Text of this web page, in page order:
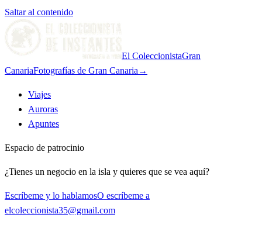
Saltar al contenido
El ColeccionistaGran
CanariaFotografías de Gran Canaria →
Viajes
Auroras
Apuntes
Espacio de patrocinio
¿Tienes un negocio en la isla y quieres que se vea aquí?
Escríbeme y lo hablamosO escríbeme a
elcoleccionista35@gmail.com